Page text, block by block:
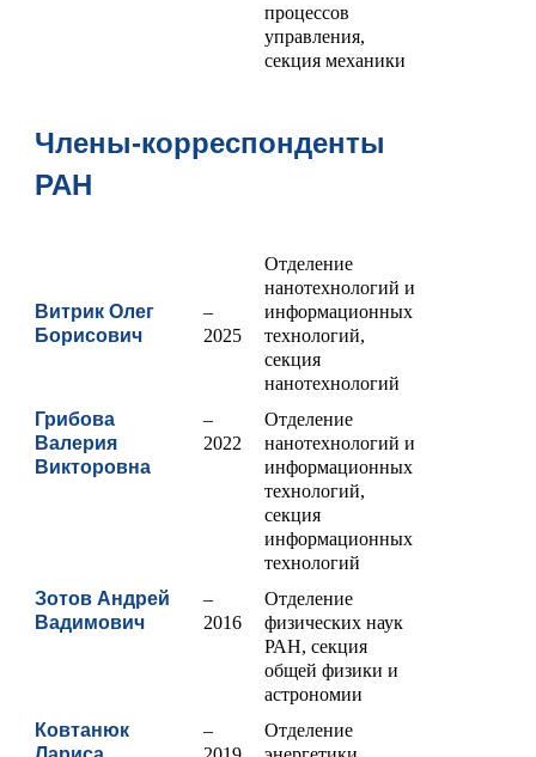
процессов
управления,
секция механики
Члены-корреспонденты
РАН
Витрик Олег
Борисович
–
2025
Отделение
нанотехнологий и
информационных
технологий,
секция
нанотехнологий
Грибова
Валерия
Викторовна
–
2022
Отделение
нанотехнологий и
информационных
технологий,
секция
информационных
технологий
Зотов Андрей
Вадимович
–
2016
Отделение
физических наук
РАН, секция
общей физики и
астрономии
Ковтанюк
–
Отделение